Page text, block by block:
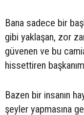
Bana sadece bir
gibi yaklaşan, zor
güvenen ve bu
hissettiren
Bazen bir insanın
şeyler yapmasına